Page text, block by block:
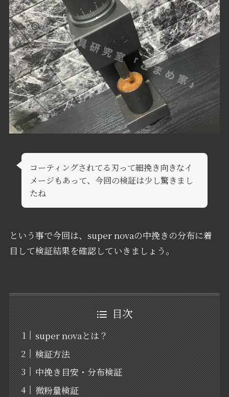
コーティングされてる刃って細挽き向きなイ
メージもあって、今回の検証は少し驚きまし
たね
という事で今回は、super novaの中挽きの分布に着
目して検証結果を確認していきましょう。
目次
super novaとは？
検証方法
中挽き目安・分布検証
微粉量検証